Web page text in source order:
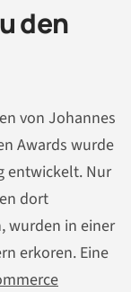
den
von Johannes
Awards wurde
entwickelt. Nur
dort
wurden in einer
erkoren. Eine